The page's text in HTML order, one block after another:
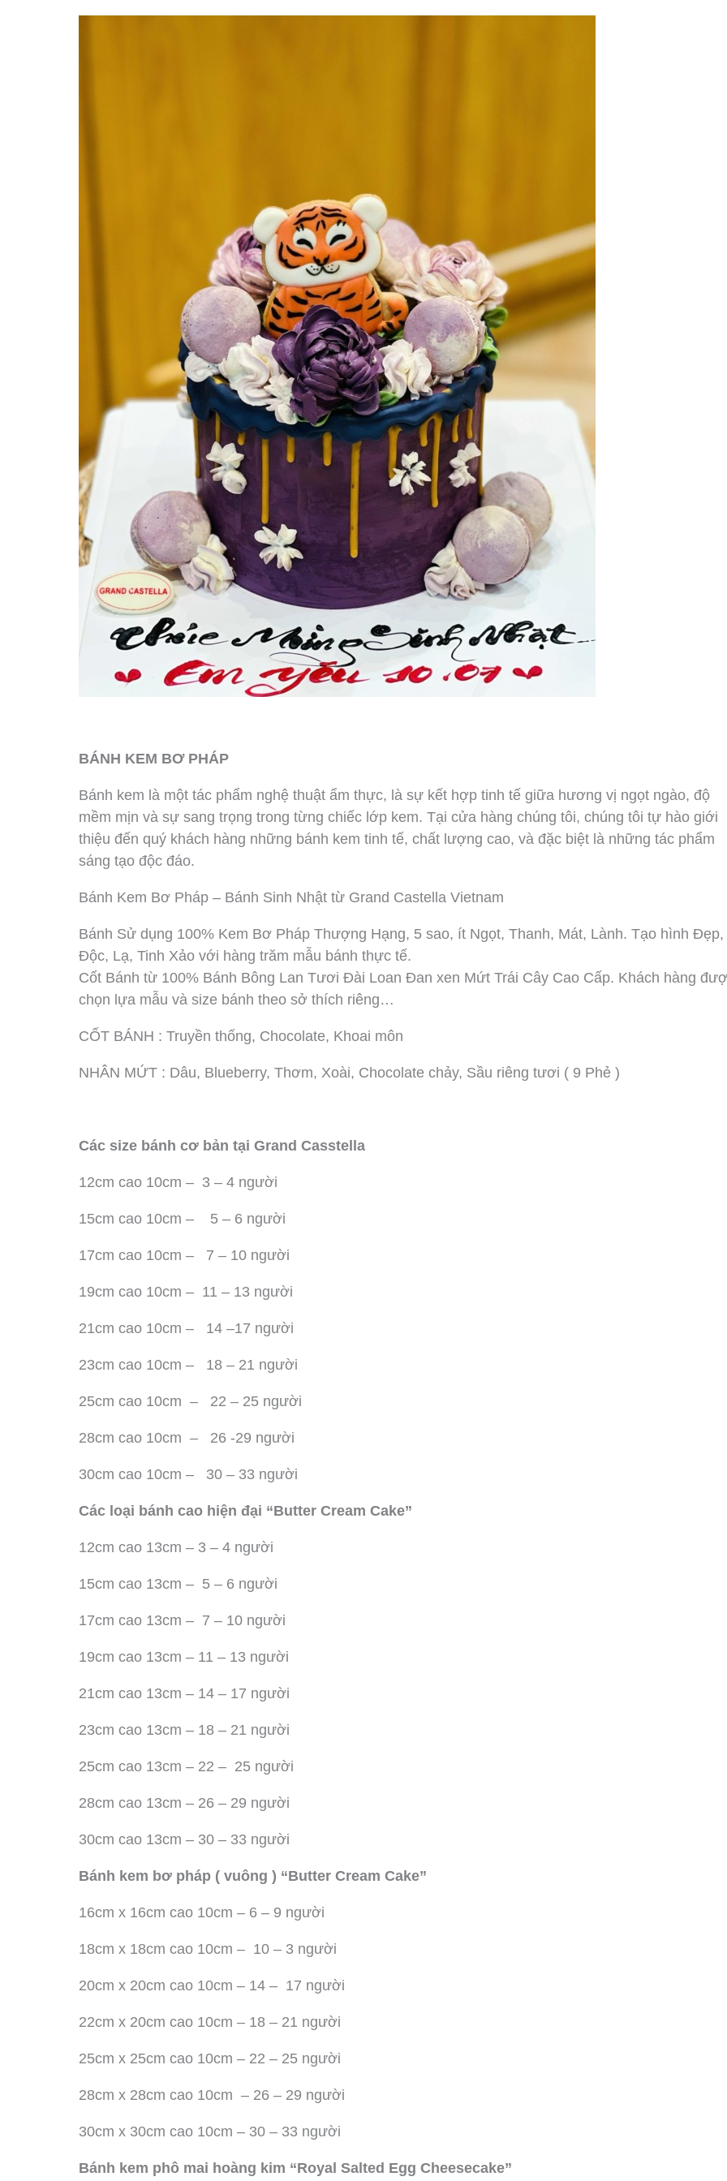
BÁNH KEM BƠ PHÁP
Bánh kem là một tác phẩm nghệ thuật ẩm thực, là sự kết hợp tinh tế giữa hương vị ngọt ngào, độ
mềm mịn và sự sang trọng trong từng chiếc lớp kem. Tại cửa hàng chúng tôi, chúng tôi tự hào giới
thiệu đến quý khách hàng những bánh kem tinh tế, chất lượng cao, và đặc biệt là những tác phẩm
sáng tạo độc đáo.
Bánh Kem Bơ Pháp – Bánh Sinh Nhật từ Grand Castella Vietnam
Bánh Sử dụng 100% Kem Bơ Pháp Thượng Hạng, 5 sao, ít Ngọt, Thanh, Mát, Lành. Tạo hình Đẹp,
Độc, Lạ, Tinh Xảo với hàng trăm mẫu bánh thực tế.
Cốt Bánh từ 100% Bánh Bông Lan Tươi Đài Loan Đan xen Mứt Trái Cây Cao Cấp. Khách hàng
chọn lựa mẫu và size bánh theo sở thích riêng…
CỐT BÁNH : Truyền thống, Chocolate, Khoai môn
NHÂN MỨT : Dâu, Blueberry, Thơm, Xoài, Chocolate chảy, Sầu riêng tươi ( 9 Phẻ )
Các size bánh cơ bản tại Grand Casstella
12cm cao 10cm – 3 – 4 người
15cm cao 10cm – 5 – 6 người
17cm cao 10cm – 7 – 10 người
19cm cao 10cm – 11 – 13 người
21cm cao 10cm – 14 –17 người
23cm cao 10cm – 18 – 21 người
25cm cao 10cm – 22 – 25 người
28cm cao 10cm – 26 -29 người
30cm cao 10cm – 30 – 33 người
Các loại bánh cao hiện đại “Butter Cream Cake”
12cm cao 13cm – 3 – 4 người
15cm cao 13cm – 5 – 6 người
17cm cao 13cm – 7 – 10 người
19cm cao 13cm – 11 – 13 người
21cm cao 13cm – 14 – 17 người
23cm cao 13cm – 18 – 21 người
25cm cao 13cm – 22 – 25 người
28cm cao 13cm – 26 – 29 người
30cm cao 13cm – 30 – 33 người
Bánh kem bơ pháp ( vuông ) “Butter Cream Cake”
16cm x 16cm cao 10cm – 6 – 9 người
18cm x 18cm cao 10cm – 10 – 3 người
20cm x 20cm cao 10cm – 14 – 17 người
22cm x 20cm cao 10cm – 18 – 21 người
25cm x 25cm cao 10cm – 22 – 25 người
28cm x 28cm cao 10cm – 26 – 29 người
30cm x 30cm cao 10cm – 30 – 33 người
Bánh kem phô mai hoàng kim “Royal Salted Egg Cheesecake”